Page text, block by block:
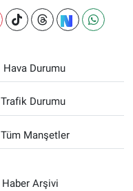
Hava Durumu
Trafik Durumu
Tüm Manşetler
Haber Arşivi